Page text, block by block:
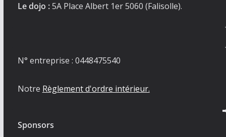
Le dojo :5A Place Albert 1er 5060 (Falisolle).
N° entreprise : 0448475540
Notre Règlement d'ordre intérieur.
Sponsors